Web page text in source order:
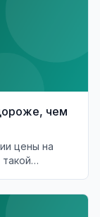
чем
цены на